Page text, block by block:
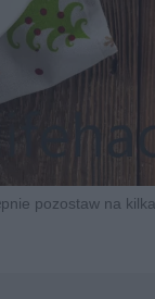
pozostaw na